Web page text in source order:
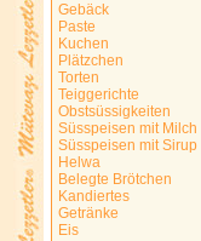
Gebäck
Paste
Kuchen
Plätzchen
Torten
Teiggerichte
Obstsüssigkeiten
Süsspeisen mit Milch
Süsspeisen mit Sirup
Helwa
Belegte Brötchen
Kandiertes
Getränke
Eis